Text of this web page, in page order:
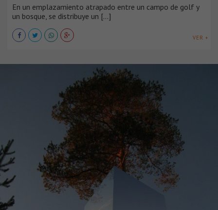
En un emplazamiento atrapado entre un campo de golf y
un bosque, se distribuye un [...]
VER +